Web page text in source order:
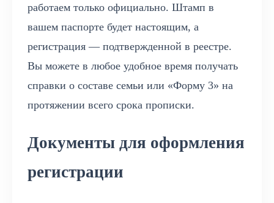
работаем только официально. Штамп в
вашем паспорте будет настоящим, а
регистрация — подтвержденной в реестре.
Вы можете в любое удобное время получать
справки о составе семьи или «Форму 3» на
протяжении всего срока прописки.
Документы для оформления
регистрации